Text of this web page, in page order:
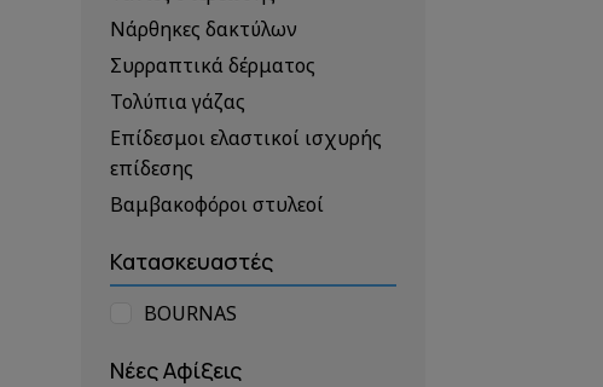
Νάρθηκες δακτύλων
Συρραπτικά δέρματος
Τολύπια γάζας
Επίδεσμοι ελαστικοί ισχυρής
επίδεσης
Βαμβακοφόροι στυλεοί
Κατασκευαστές
BOURNAS
Νέες Αφίξεις